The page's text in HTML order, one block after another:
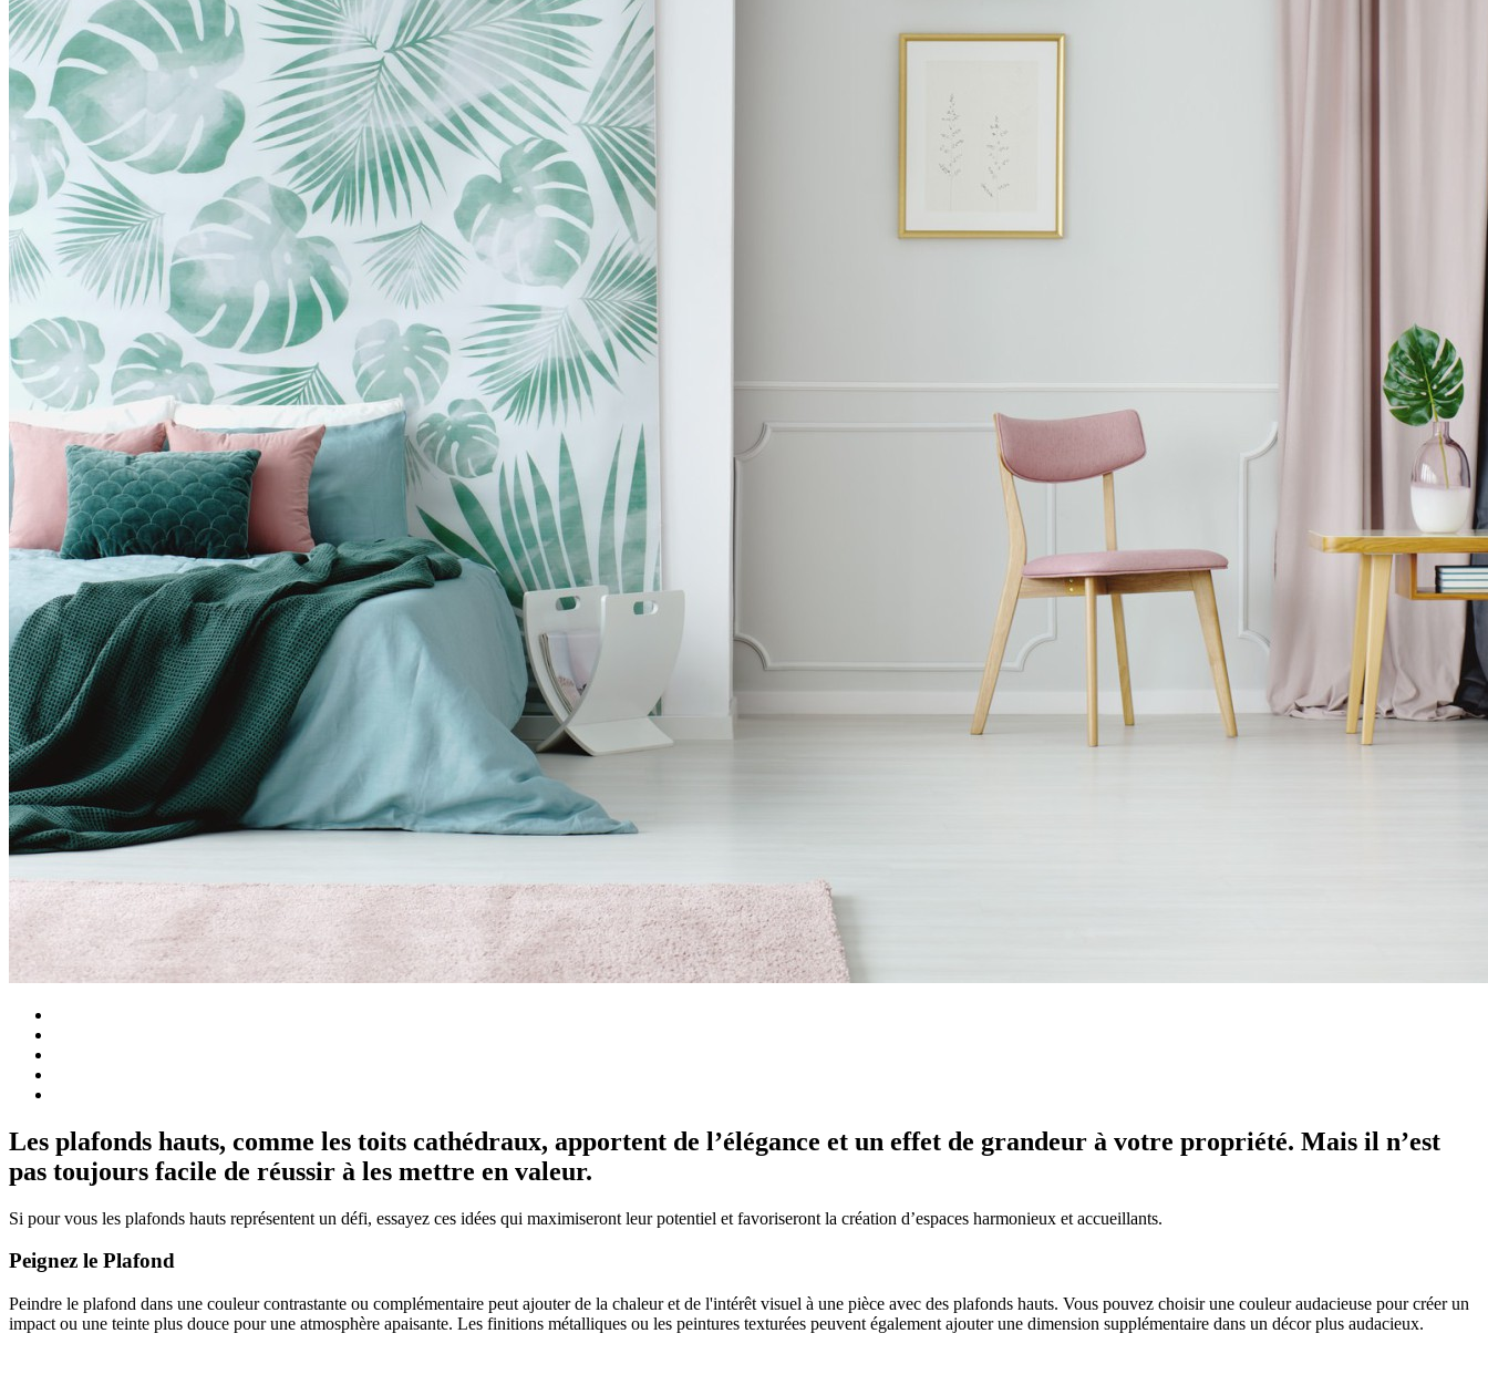
Les plafonds hauts, comme les toits cathédraux, apportent de l’élégance et un effet de grandeur à votre propriété. Mais il n’est
pas toujours facile de réussir à les mettre en valeur.
Si pour vous les plafonds hauts représentent un défi, essayez ces idées qui maximiseront leur potentiel et favoriseront la création d’espaces harmonieux et accueillants.
Peignez le Plafond
Peindre le plafond dans une couleur contrastante ou complémentaire peut ajouter de la chaleur et de l'intérêt visuel à une pièce avec des plafonds hauts. Vous pouvez choisir une couleur audacieuse pour créer un
impact ou une teinte plus douce pour une atmosphère apaisante. Les finitions métalliques ou les peintures texturées peuvent également ajouter une dimension supplémentaire dans un décor plus audacieux.